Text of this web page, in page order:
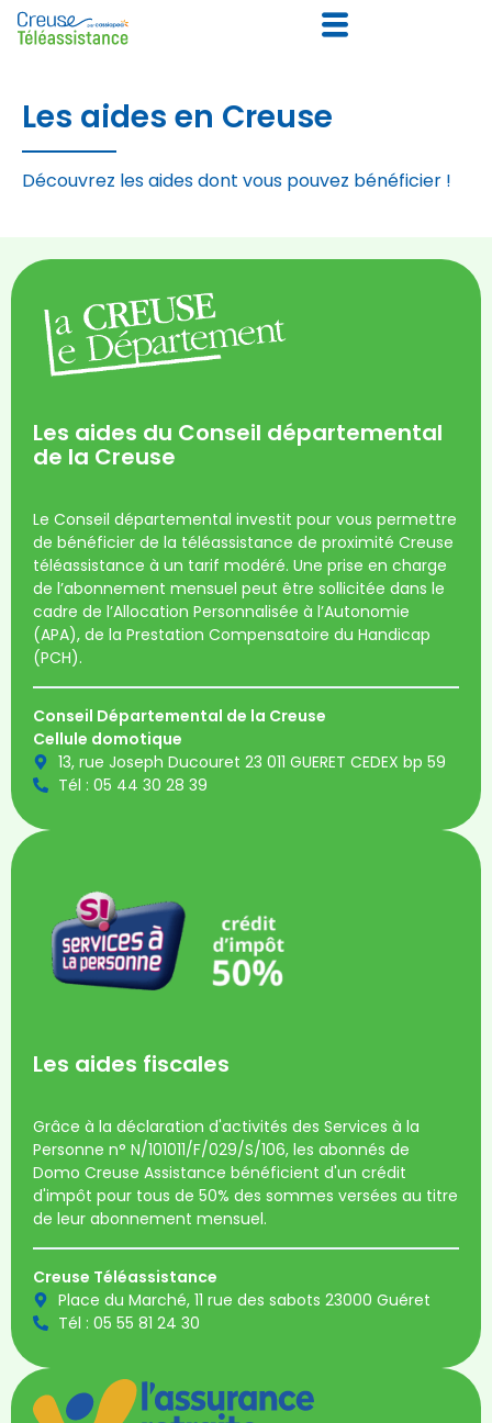
Les aides en Creuse
Découvrez les aides dont vous pouvez bénéficier !
Les aides du Conseil départemental
de la Creuse
Le Conseil départemental investit pour vous permettre
de bénéficier de la téléassistance de proximité Creuse
téléassistance à un tarif modéré. Une prise en charge
de l’abonnement mensuel peut être sollicitée dans le
cadre de l’Allocation Personnalisée à l’Autonomie
(APA), de la Prestation Compensatoire du Handicap
(PCH).
Conseil Départemental de la Creuse
Cellule domotique
13, rue Joseph Ducouret 23 011 GUERET CEDEX bp 59
Tél : 05 44 30 28 39
Les aides fiscales
Grâce à la déclaration d'activités des Services à la
Personne n° N/101011/F/029/S/106, les abonnés de
Domo Creuse Assistance bénéficient d'un crédit
d'impôt pour tous de 50% des sommes versées au titre
de leur abonnement mensuel.
Creuse Téléassistance
Place du Marché, 11 rue des sabots 23000 Guéret
Tél : 05 55 81 24 30